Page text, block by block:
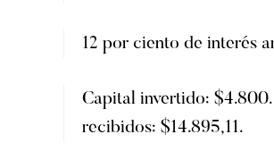
12 por ciento de interés
Capital invertido: $4.800.
recibidos: $14.895,11.